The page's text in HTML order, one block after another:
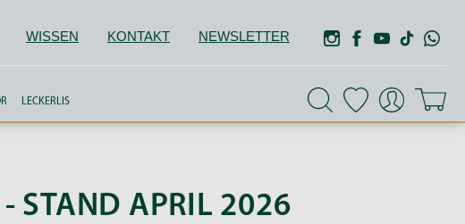
WISSEN KONTAKT NEWSLETTER
LECKERLIS
STAND APRIL 2026